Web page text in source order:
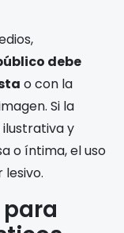
debe
o con la
Si la
y
o íntima, el uso